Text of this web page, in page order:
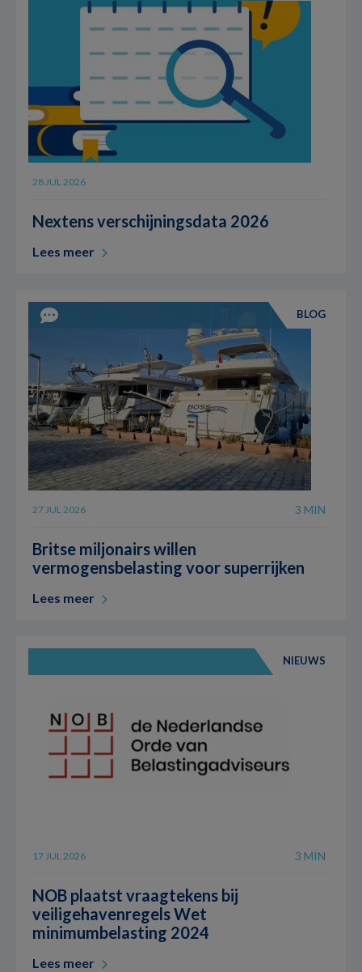
28 JUL 2026
Nextens verschijningsdata 2026
Lees meer
BLOG
27 JUL 2026 3 MIN
Britse miljonairs willen
vermogensbelasting voor superrijken
Lees meer
NIEUWS
17 JUL 2026 3 MIN
NOB plaatst vraagtekens bij
veiligehavenregels Wet
minimumbelasting 2024
Lees meer